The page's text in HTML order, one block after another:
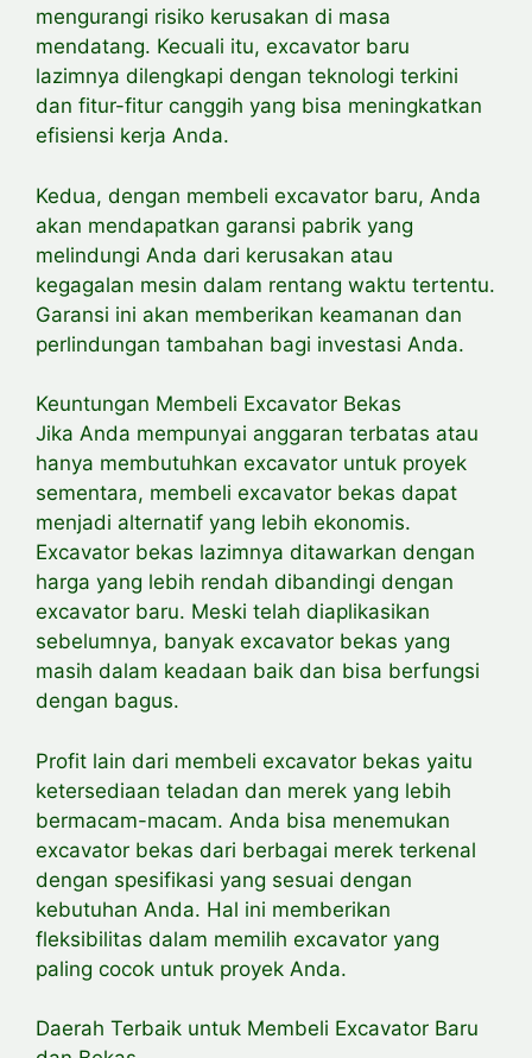
mengurangi risiko kerusakan di masa
mendatang. Kecuali itu, excavator baru
lazimnya dilengkapi dengan teknologi terkini
dan fitur-fitur canggih yang bisa meningkatkan
efisiensi kerja Anda.
Kedua, dengan membeli excavator baru, Anda
akan mendapatkan garansi pabrik yang
melindungi Anda dari kerusakan atau
kegagalan mesin dalam rentang waktu tertentu.
Garansi ini akan memberikan keamanan dan
perlindungan tambahan bagi investasi Anda.
Keuntungan Membeli Excavator Bekas
Jika Anda mempunyai anggaran terbatas atau
hanya membutuhkan excavator untuk proyek
sementara, membeli excavator bekas dapat
menjadi alternatif yang lebih ekonomis.
Excavator bekas lazimnya ditawarkan dengan
harga yang lebih rendah dibandingi dengan
excavator baru. Meski telah diaplikasikan
sebelumnya, banyak excavator bekas yang
masih dalam keadaan baik dan bisa berfungsi
dengan bagus.
Profit lain dari membeli excavator bekas yaitu
ketersediaan teladan dan merek yang lebih
bermacam-macam. Anda bisa menemukan
excavator bekas dari berbagai merek terkenal
dengan spesifikasi yang sesuai dengan
kebutuhan Anda. Hal ini memberikan
fleksibilitas dalam memilih excavator yang
paling cocok untuk proyek Anda.
Daerah Terbaik untuk Membeli Excavator Baru